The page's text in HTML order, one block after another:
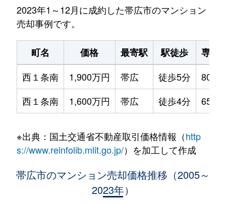
2023年1～12月に成約した帯広市のマンション
売却事例です。
町名 価格 最寄駅 駅徒歩
専有
西１条南
1,900万円 帯広 徒歩5分
80m²
西１条南
1,600万円 帯広 徒歩4分 65m²
※出典：国土交通省不動産取引価格情報（http
s://www.reinfolib.mlit.go.jp/）を加工して作成
帯広市のマンション売却価格推移（2005～
2023年）